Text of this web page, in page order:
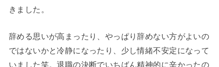
きました。
辞める思いが高まったり、やっぱり辞めない方がよいの
ではないかと冷静になったり、少し情緒不安定になって
いました笑。退職の決断でいちばん精神的に辛かったの